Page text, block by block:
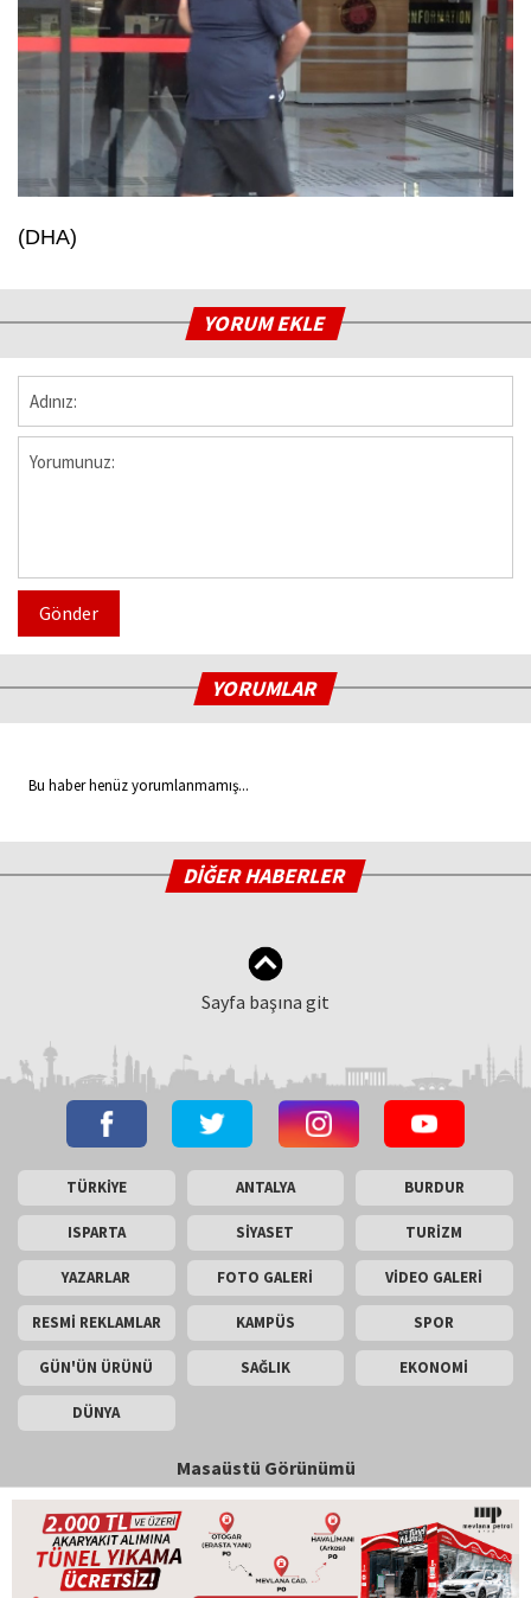
(DHA)
YORUM EKLE
Gönder
YORUMLAR
Bu haber henüz yorumlanmamış...
DİĞER HABERLER
Sayfa başına git
TÜRKİYE ANTALYA BURDUR
ISPARTA SİYASET TURİZM
YAZARLAR FOTO GALERİ VİDEO GALERİ
RESMİ REKLAMLAR KAMPÜS SPOR
GÜN'ÜN ÜRÜNÜ SAĞLIK EKONOMİ
DÜNYA
Masaüstü Görünümü
İletişim
Copyright © 2026 Gün Haber